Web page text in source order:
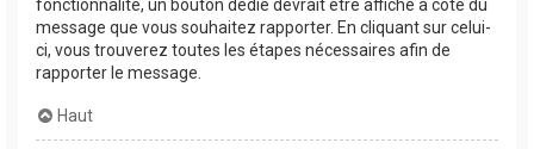
fonctionnalité, un bouton dédié devrait être affiché à côté du
message que vous souhaitez rapporter. En cliquant sur celui-
ci, vous trouverez toutes les étapes nécessaires afin de
rapporter le message.
Haut